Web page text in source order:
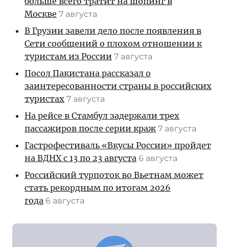
Москве 7 августа
В Грузии завели дело после появления в
Сети сообщений о плохом отношении к
туристам из России 7 августа
Посол Пакистана рассказал о
заинтересованности страны в российских
туристах 7 августа
На рейсе в Стамбул задержали трех
пассажиров после серии краж 7 августа
Гастрофестиваль «Вкусы России» пройдет
на ВДНХ с 13 по 23 августа 6 августа
Российский турпоток во Вьетнам может
стать рекордным по итогам 2026
года 6 августа